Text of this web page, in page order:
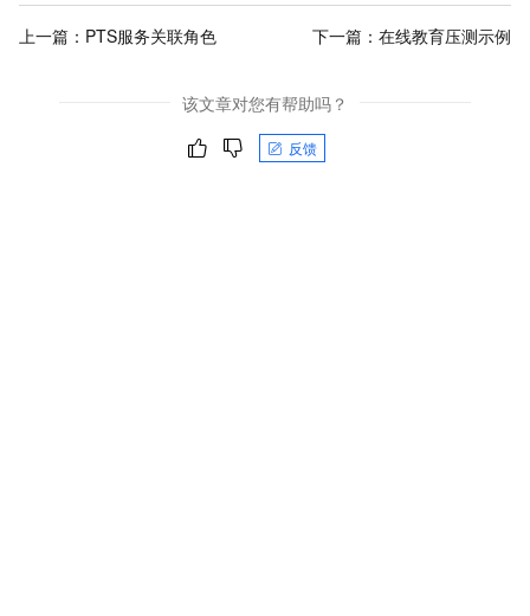
上一篇： PTS服务关联角色 下一篇： 在线教育压测示例
该文章对您有帮助吗？
反馈